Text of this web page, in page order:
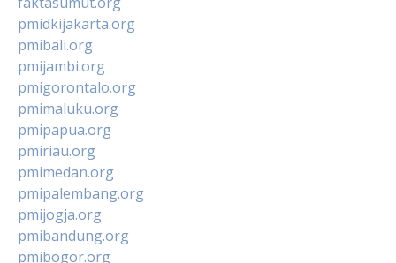
pmidkijakarta.org
pmibali.org
pmijambi.org
pmigorontalo.org
pmimaluku.org
pmipapua.org
pmiriau.org
pmimedan.org
pmipalembang.org
pmijogja.org
pmibandung.org
pmibogor.org